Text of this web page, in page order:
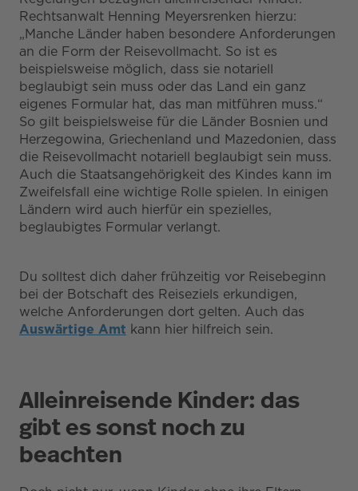
Rechtsanwalt Henning Meyersrenken hierzu:
„Manche Länder haben besondere Anforderungen
an die Form der Reisevollmacht. So ist es
beispielsweise möglich, dass sie notariell
beglaubigt sein muss oder das Land ein ganz
eigenes Formular hat, das man mitführen muss.“
So gilt beispielsweise für die Länder Bosnien und
Herzegowina, Griechenland und Mazedonien, dass
die Reisevollmacht notariell beglaubigt sein muss.
Auch die Staatsangehörigkeit des Kindes kann im
Zweifelsfall eine wichtige Rolle spielen. In einigen
Ländern wird auch hierfür ein spezielles,
beglaubigtes Formular verlangt.
Du solltest dich daher frühzeitig vor Reisebeginn
bei der Botschaft des Reiseziels erkundigen,
welche Anforderungen dort gelten. Auch das
Auswärtige Amt kann hier hilfreich sein.
Alleinreisende Kinder: das
gibt es sonst noch zu
beachten